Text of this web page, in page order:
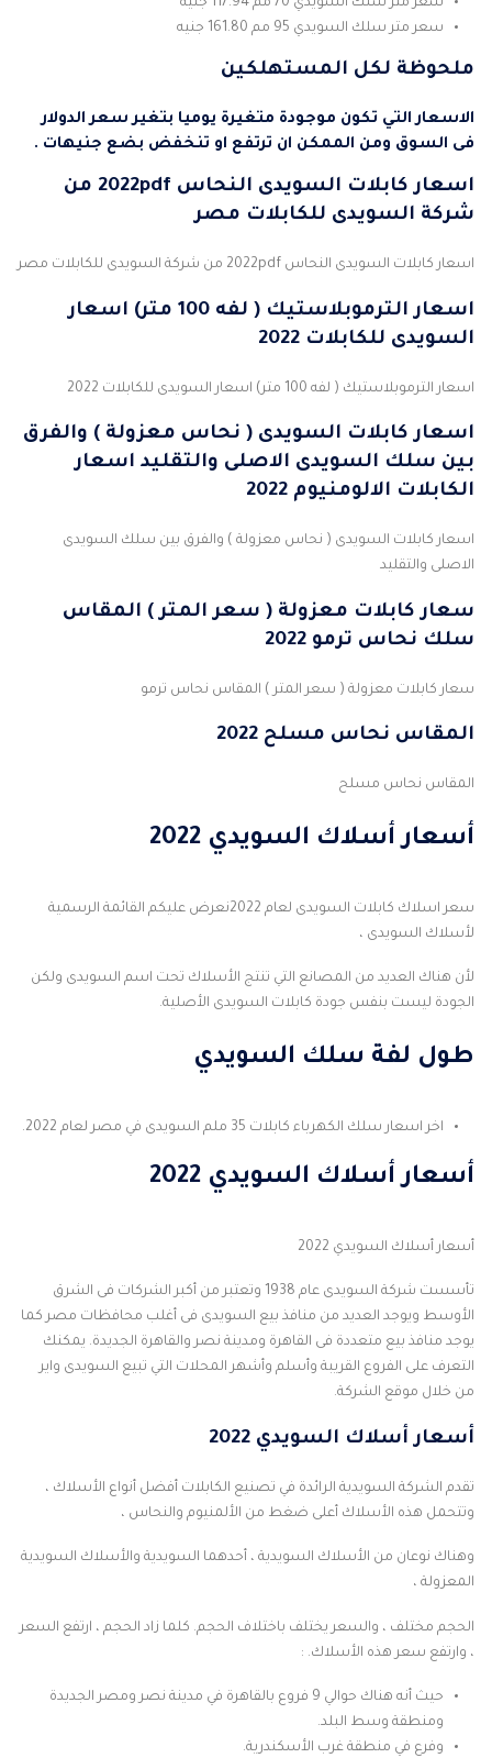
سعر متر سلك السويدي 70 مم 117.94 جنيه
سعر متر سلك السويدي 95 مم 161.80 جنيه
ملحوظة لكل المستهلكين
الاسعار التي تكون موجودة متغيرة يوميا بتغير سعر الدولار
فى السوق ومن الممكن ان ترتفع او تنخفض بضع جنيهات .
اسعار كابلات السويدى النحاس 2022pdf من
شركة السويدى للكابلات مصر
اسعار كابلات السويدى النحاس 2022pdf من شركة السويدى للكابلات مصر
اسعار الترموبلاستيك ( لفه 100 متر) اسعار
السويدى للكابلات 2022
اسعار الترموبلاستيك ( لفه 100 متر) اسعار السويدى للكابلات 2022
اسعار كابلات السويدى ( نحاس معزولة ) والفرق
بين سلك السويدى الاصلى والتقليد اسعار
الكابلات الالومنيوم 2022
اسعار كابلات السويدى ( نحاس معزولة ) والفرق بين سلك السويدى
الاصلى والتقليد
سعار كابلات معزولة ( سعر المتر ) المقاس
سلك نحاس ترمو 2022
سعار كابلات معزولة ( سعر المتر ) المقاس نحاس ترمو
المقاس نحاس مسلح 2022
المقاس نحاس مسلح
أسعار أسلاك السويدي 2022
سعر اسلاك كابلات السويدى لعام 2022نعرض عليكم القائمة الرسمية
لأسلاك السويدى ،
لأن هناك العديد من المصانع التي تنتج الأسلاك تحت اسم السويدى ولكن
الجودة ليست بنفس جودة كابلات السويدى الأصلية.
طول لفة سلك السويدي
اخر اسعار سلك الكهرباء كابلات 35 ملم السويدى في مصر لعام 2022.
أسعار أسلاك السويدي 2022
أسعار أسلاك السويدي 2022
تأسست شركة السويدى عام 1938 وتعتبر من أكبر الشركات فى الشرق
الأوسط ويوجد العديد من منافذ بيع السويدى فى أغلب محافظات مصر كما
يوجد منافذ بيع متعددة فى القاهرة ومدينة نصر والقاهرة الجديدة. يمكنك
التعرف على الفروع القريبة وأسلم وأشهر المحلات التي تبيع السويدى واير
من خلال موقع الشركة.
أسعار أسلاك السويدي 2022
تقدم الشركة السويدية الرائدة في تصنيع الكابلات أفضل أنواع الأسلاك ،
وتتحمل هذه الأسلاك أعلى ضغط من الألمنيوم والنحاس ،
وهناك نوعان من الأسلاك السويدية ، أحدهما السويدية والأسلاك السويدية
المعزولة ،
الحجم مختلف ، والسعر يختلف باختلاف الحجم. كلما زاد الحجم ، ارتفع السعر
، وارتفع سعر هذه الأسلاك. :
حيث أنه هناك حوالي 9 فروع بالقاهرة في مدينة نصر ومصر الجديدة
ومنطقة وسط البلد.
وفرع في منطقة غرب الأسكندرية.